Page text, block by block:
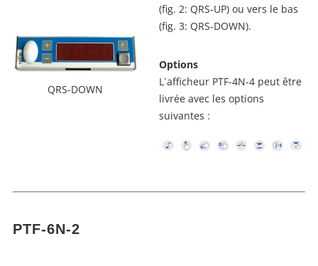
QRS-DOWN
(fig. 2: QRS-UP) ou vers le bas
(fig. 3: QRS-DOWN).
Options
L´afficheur PTF-4N-4 peut être
livrée avec les options
suivantes :
PTF-6N-2